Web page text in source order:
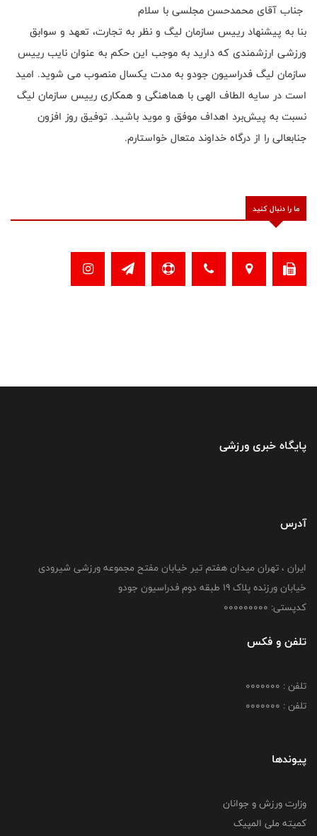
جناب آقای محمدحسن مجلسی با سلام
بنا به پیشنهاد رییس سازمان لیگ و نظر به تجارت، تعهد و سوابق
ورزشی ارزشمندی که دارید به موجب این حکم به عنوان نایب رییس
سازمان لیگ فدراسیون جودو به مدت یکسال منصوب می شوید. امید
است در سایه الطاف الهی با هماهنگی و همکاری رییس سازمان لیگ
نسبت به پیش‌برد اهداف موفق و موید باشید. توفیق روز افزون
جنابعالی را از درگاه خداوند متعال خواستارم.
ما را دنبال کنید
پایگاه خبری ورزشی
آدرس
ایران ، تهران میدان هفتم تیر خیابان مفتح مجموعه ورزشی شیرودی
خیابان ورزنده پلاک ۱۹ طبقه دوم فدراسیون جودو
کدپستی: 000000000
تلفن و فکس
تلفن : 0000000
تلفن : 0000000
پیوندها
وزارت ورزش و جوانان
کمیته ملی المپیک